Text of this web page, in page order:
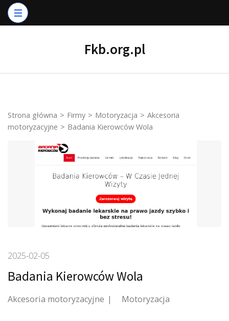
Skip
to
Fkb.org.pl
Strona główna > Firmy > Motoryzacja > Akcesoria
motoryzacyjne > Badania Kierowców Wola
2025-02-05
Badania Kierowców Wola
Akcesoria motoryzacyjne Motoryzacja